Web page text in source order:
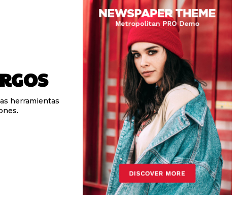
herramientas